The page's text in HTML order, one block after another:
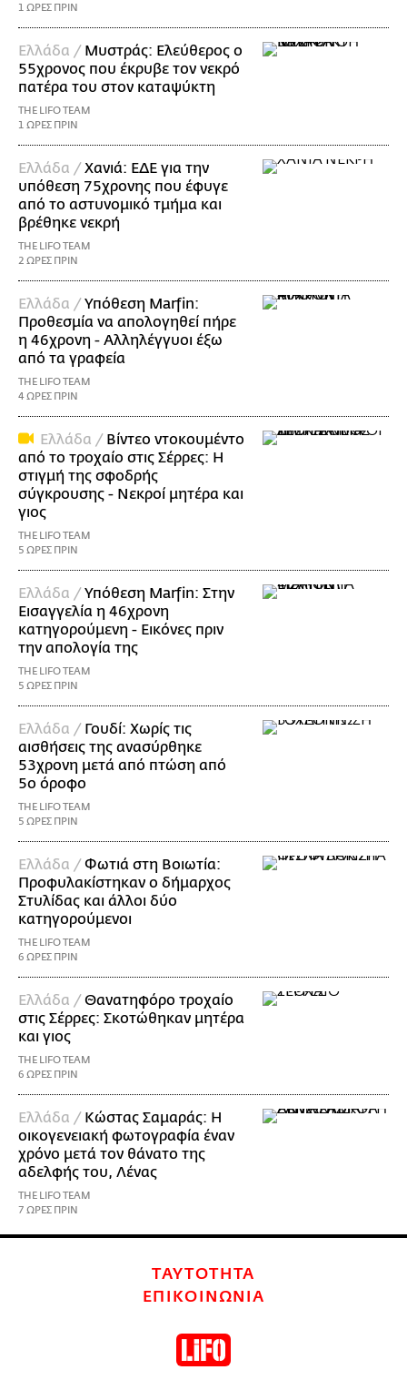
1 ΩΡΕΣ ΠΡΙΝ
Ελλάδα / Μυστράς: Ελεύθερος ο
55χρονος που έκρυβε τον νεκρό
πατέρα του στον καταψύκτη
THE LIFO TEAM
1 ΩΡΕΣ ΠΡΙΝ
Ελλάδα /Χανιά: ΕΔΕ για την
υπόθεση 75χρονης που έφυγε
από το αστυνομικό τμήμα και
βρέθηκε νεκρή
THE LIFO TEAM
2 ΩΡΕΣ ΠΡΙΝ
Ελλάδα /Υπόθεση Marfin:
Προθεσμία να απολογηθεί πήρε
η 46χρονη - Αλληλέγγυοι έξω
από τα γραφεία
THE LIFO TEAM
4 ΩΡΕΣ ΠΡΙΝ
Ελλάδα / Βίντεο ντοκουμέντο
από το τροχαίο στις Σέρρες: Η
στιγμή της σφοδρής
σύγκρουσης - Νεκροί μητέρα και
γιος
THE LIFO TEAM
5 ΩΡΕΣ ΠΡΙΝ
Ελλάδα /Υπόθεση Marfin: Στην
Εισαγγελία η 46χρονη
κατηγορούμενη - Εικόνες πριν
την απολογία της
THE LIFO TEAM
5 ΩΡΕΣ ΠΡΙΝ
Ελλάδα / Γουδί: Χωρίς τις
αισθήσεις της ανασύρθηκε
53χρονη μετά από πτώση από
5ο όροφο
THE LIFO TEAM
5 ΩΡΕΣ ΠΡΙΝ
Ελλάδα /Φωτιά στη Βοιωτία:
Προφυλακίστηκαν ο δήμαρχος
Στυλίδας και άλλοι δύο
κατηγορούμενοι
THE LIFO TEAM
6 ΩΡΕΣ ΠΡΙΝ
Ελλάδα /Θανατηφόρο τροχαίο
στις Σέρρες: Σκοτώθηκαν μητέρα
και γιος
THE LIFO TEAM
6 ΩΡΕΣ ΠΡΙΝ
Ελλάδα / Κώστας Σαμαράς: Η
οικογενειακή φωτογραφία έναν
χρόνο μετά τον θάνατο της
αδελφής του, Λένας
THE LIFO TEAM
7 ΩΡΕΣ ΠΡΙΝ
ΤΑΥΤΟΤΗΤΑ
ΕΠΙΚΟΙΝΩΝΙΑ